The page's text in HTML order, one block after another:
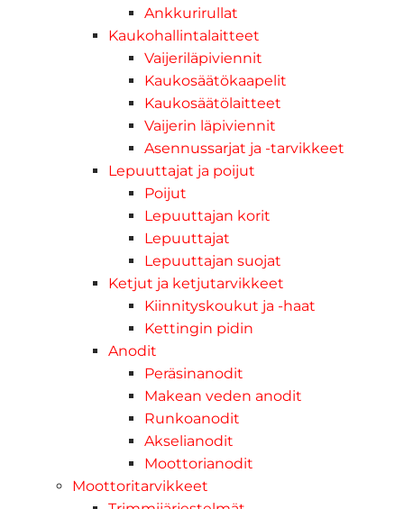
Ankkurirullat
Kaukohallintalaitteet
Vaijeriläpiviennit
Kaukosäätökaapelit
Kaukosäätölaitteet
Vaijerin läpiviennit
Asennussarjat ja -tarvikkeet
Lepuuttajat ja poijut
Poijut
Lepuuttajan korit
Lepuuttajat
Lepuuttajan suojat
Ketjut ja ketjutarvikkeet
Kiinnityskoukut ja -haat
Kettingin pidin
Anodit
Peräsinanodit
Makean veden anodit
Runkoanodit
Akselianodit
Moottorianodit
Moottoritarvikkeet